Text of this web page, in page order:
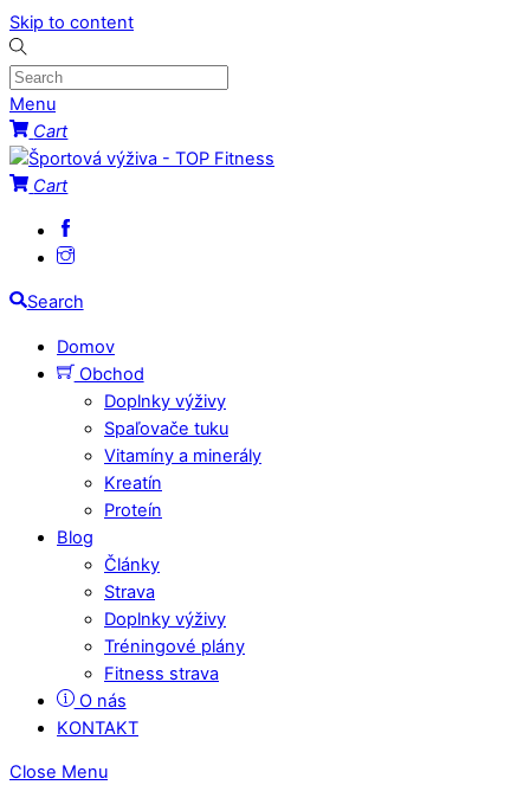
Skip to content
Menu
Cart
Cart
Search
Domov
Obchod
Doplnky výživy
Spaľovače tuku
Vitamíny a minerály
Kreatín
Proteín
Blog
Články
Strava
Doplnky výživy
Tréningové plány
Fitness strava
O nás
KONTAKT
Close Menu